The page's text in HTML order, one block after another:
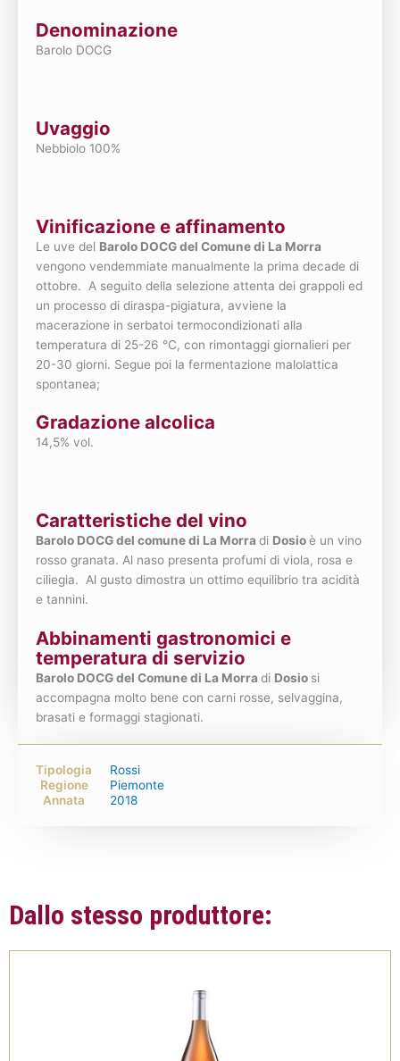
Denominazione
Barolo DOCG
Uvaggio
Nebbiolo 100%
Vinificazione e affinamento
Le uve del Barolo DOCG del Comune di La Morra
vengono vendemmiate manualmente la prima decade di
ottobre. A seguito della selezione attenta dei grappoli ed
un processo di diraspa-pigiatura, avviene la
macerazione in serbatoi termocondizionati alla
temperatura di 25-26 °C, con rimontaggi giornalieri per
20-30 giorni. Segue poi la fermentazione malolattica
spontanea;
Gradazione alcolica
14,5% vol.
Caratteristiche del vino
Barolo DOCG del comune di La Morra di Dosioè un vino
rosso granata. Al naso presenta profumi di viola, rosa e
ciliegia. Al gusto dimostra un ottimo equilibrio tra acidità
e tannini.
Abbinamenti gastronomici e
temperatura di servizio
Barolo DOCG del Comune di La Morra di Dosio si
accompagna molto bene con carni rosse, selvaggina,
brasati e formaggi stagionati.
Tipologia
Rossi
Regione
Piemonte
Annata
2018
Dallo stesso produttore: